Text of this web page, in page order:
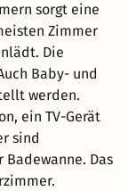
sorgt eine
Zimmer
Die
Baby- und
werden.
ein TV-Gerät
sind
Das